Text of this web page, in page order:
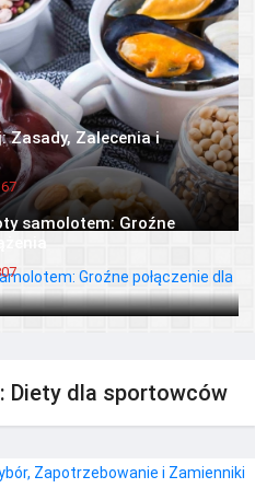
Zasady, Zalecenia i
samolotem: Groźne
Diety dla sportowców